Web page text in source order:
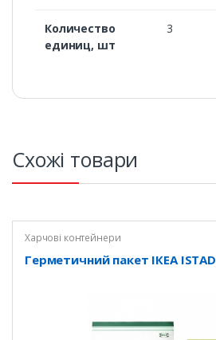
Количество
единиц, шт
3
Схожі товари
Харчові контейнери
Герметичний пакет ІКЕА